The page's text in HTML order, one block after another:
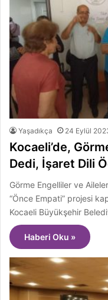
Yaşadıkça 24 Eylül
Kocaeli’de,
Dedi, İşaret Dili
Görme Engelliler ve
“Önce Empati” projesi
Kocaeli Büyükşehir
Haberi Oku »